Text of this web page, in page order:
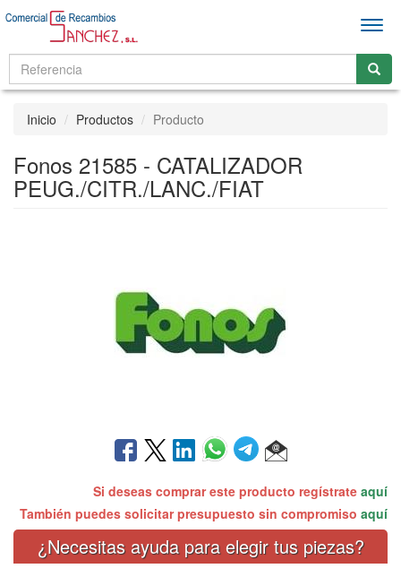
Inicio Productos Producto
Fonos 21585 - CATALIZADOR
PEUG./CITR./LANC./FIAT
Si deseas comprar este producto regístrate aquí
También puedes solicitar presupuesto sin compromiso aquí
¿Necesitas ayuda para elegir tus piezas?